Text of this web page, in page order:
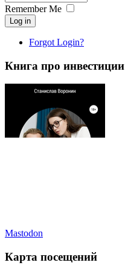
Remember Me
Log in
Forgot Login?
Книга про инвестиции
Mastodon
Карта посещений